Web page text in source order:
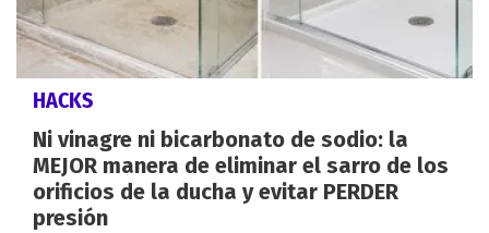
HACKS
Ni vinagre ni bicarbonato de sodio: la
MEJOR manera de eliminar el sarro de los
orificios de la ducha y evitar PERDER
presión